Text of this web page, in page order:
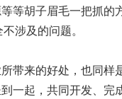
等胡子眉毛一把抓的
涉及的问题。
带来的好处，也同样
一起，共同开发、完